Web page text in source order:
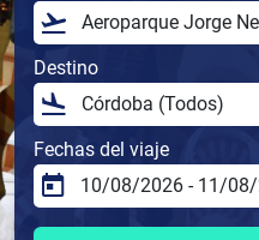
Destino
Fechas del viaje